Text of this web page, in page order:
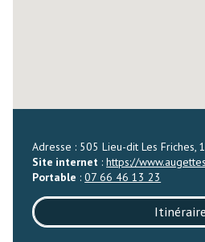
Adresse : 505 Lieu-dit Les Friches,
Site internet :https://
Portable :07 66 46 13 23
Itinéraire